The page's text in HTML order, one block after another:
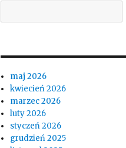
maj 2026
kwiecień 2026
marzec 2026
luty 2026
styczeń 2026
grudzień 2025